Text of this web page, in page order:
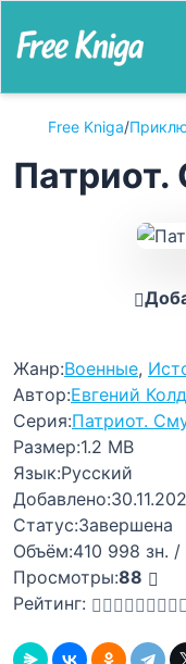
Free Kniga/
Патриот.
Жанр:Военные,
Автор:Евгений
Серия:Патриот.
Размер:1.2 MB
Язык:Русский
Добавлено:
Статус:Завершена
Объём:410 998 зн. /
Просмотры:88
Рейтинг: